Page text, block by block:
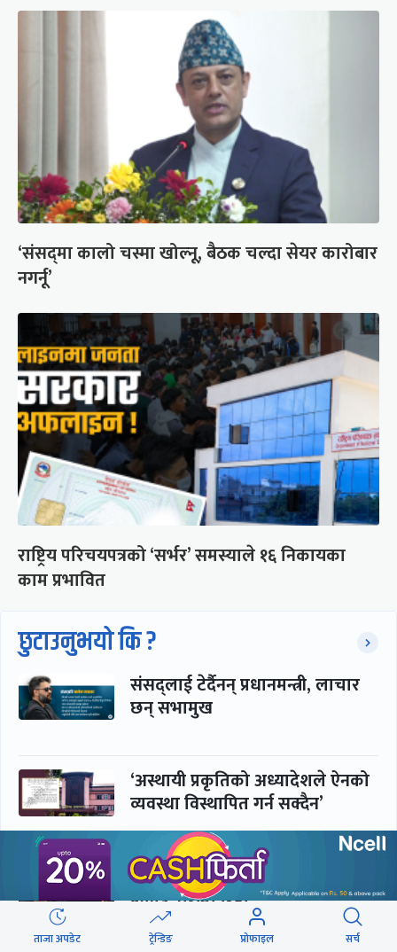
‘संसद्‍मा कालो चस्मा खोल्नू, बैठक चल्दा सेयर कारोबार
नगर्नू’
राष्ट्रिय परिचयपत्रको ‘सर्भर’ समस्याले १६ निकायका
काम प्रभावित
छुटाउनुभयो कि ?
संसद्लाई टेर्दैनन् प्रधानमन्त्री, लाचार
छन् सभामुख
‘अस्थायी प्रकृतिको अध्यादेशले ऐनको
व्यवस्था विस्थापित गर्न सक्दैन’
सरकार-प्रसाईं लुकामारी : छिनमै
पक्राउ, तुरुन्तै रिहा
ताजा अपडेट ट्रेन्डिङ प्रोफाइल सर्च